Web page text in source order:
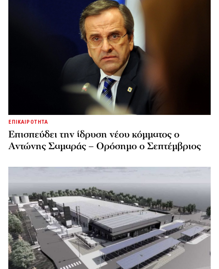
ΕΠΙΚΑΙΡΟΤΗΤΑ
Επισπεύδει την ίδρυση νέου κόμματος o
Αντώνης Σαμαράς – Ορόσημο ο Σεπτέμβριος